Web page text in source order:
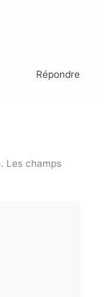
,
libéré des
Stockholm …
plus Fanon …